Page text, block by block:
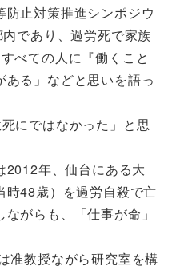
止対策推進シンポジウ
であり、過労死で家族
べての人に『働くこと
る」などと思いを語っ
にではなかった」と思
2012年、仙台にある大
時48歳）を過労自殺で亡
がらも、「仕事が命」
准教授ながら研究室を構